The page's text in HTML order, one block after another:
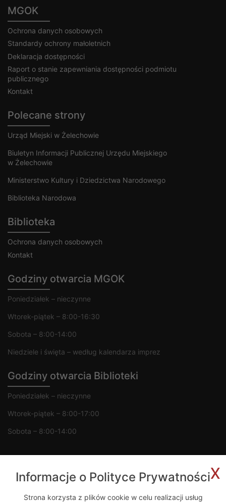
MGOK
Ochrona danych osobowych
Standardy ochrony małoletnich
Deklaracja dostępności
Raport o stanie zapewniania dostępności podmiotu
publicznego
Kontakt
Polecane strony
Urząd Miejski w Żelechowie
Biuletyn Informacji Publicznej Urzędu Miejskiego
w Żelechowie
Ministerstwo Kultury i Dziedzictwa Narodowego
Biblioteka Narodowa
Biblioteka
Ochrona danych osobowych
Kontakt
Godziny otwarcia MGOK
Poniedziałek – nieczynne
Wtorek-piątek – 8:00-16:30
Sobota – 8:00-14:00
Niedziele i święta – według kalendarza imprez
Godziny otwarcia Biblioteki
Poniedziałek – nieczynne
Wtorek-piątek – 8:00-17:00
Sobota – 8:00-14:00
x
Informacje o Polityce Prywatności
Strona korzysta z plików cookie w celu realizacji usług